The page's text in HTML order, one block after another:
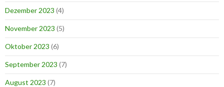
Dezember 2023 (4)
November 2023 (5)
Oktober 2023 (6)
September 2023 (7)
August 2023 (7)